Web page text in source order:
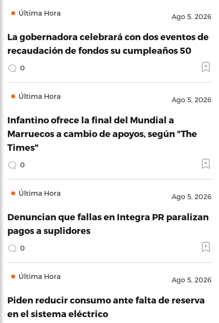
Última Hora Ago 5, 2026
La gobernadora celebrará con dos eventos de
recaudación de fondos su cumpleaños 50
0
Última Hora Ago 5, 2026
Infantino ofrece la final del Mundial a
Marruecos a cambio de apoyos, según "The
Times"
0
Última Hora Ago 5, 2026
Denuncian que fallas en Integra PR paralizan
pagos a suplidores
0
Última Hora Ago 5, 2026
Piden reducir consumo ante falta de reserva
en el sistema eléctrico